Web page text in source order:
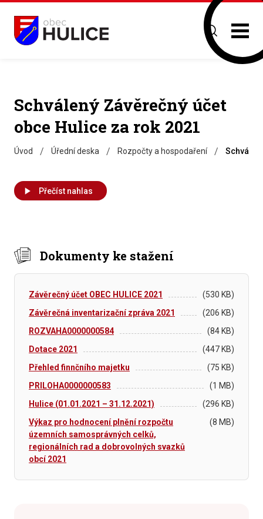
Schválený Závěrečný účet
obce Hulice za rok 2021
Úvod / Úřední deska / Rozpočty a hospodaření /
Přečíst nahlas
Dokumenty ke stažení
Závěrečný účet OBEC HULICE 2021
(530 KB)
Závěrečná inventarizační zpráva 2021
(206 KB)
ROZVAHA0000000584
(84 KB)
Dotace 2021
(447 KB)
Přehled finnčního majetku
(75 KB)
PRILOHA0000000583
(1 MB)
Hulice (01.01.2021 – 31.12.2021)
(296 KB)
Výkaz pro hodnocení plnění rozpočtu
územních samosprávných celků,
regionálních rad a dobrovolných svazků
obcí 2021
(8 MB)